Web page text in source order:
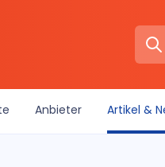
Anbieter Artikel &